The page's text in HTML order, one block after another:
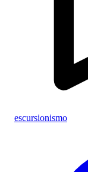
escursionismo